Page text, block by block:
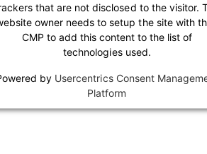
that are not disclosed to the visitor.
owner needs to setup the site with
CMP to add this content to the list of
technologies used.
by Usercentrics Consent
Platform